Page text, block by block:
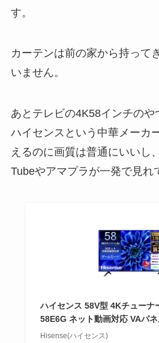
す。
カーテンは前の家から持って
いません。
あとテレビの4K58インチのや
ハイセンスという中華メーカ
えるのに画質は普通にいいし
Tubeやアマプラが一発で見れ
ハイセンス 58V型 4Kチューナ
58E6G ネット動画対応 VAパ
Hisense(ハイセンス)